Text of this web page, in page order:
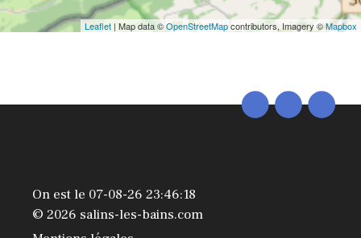
Leaflet | Map data ©OpenStreetMapcontributors, Imagery ©Mapbox
On est le 07-08-26 23:46:18
© 2026 salins-les-bains.com